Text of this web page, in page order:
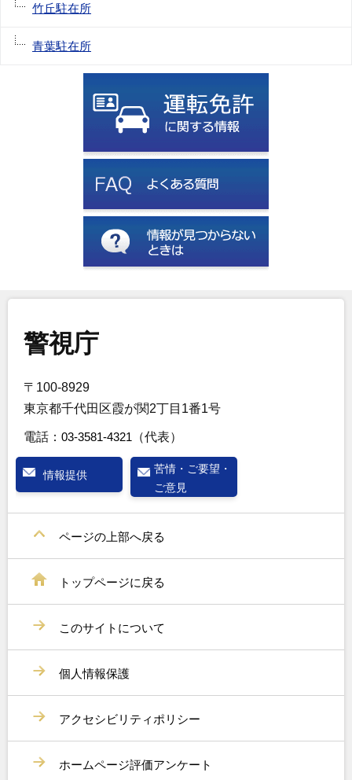
竹丘駐在所
青葉駐在所
警視庁
〒100-8929
東京都千代田区霞が関2丁目1番1号
電話： 03-3581-4321 （代表）
情報提供
苦情・ご要望・
ご意見
ページの上部へ戻る
トップページに戻る
このサイトについて
個人情報保護
アクセシビリティポリシー
ホームページ評価アンケート